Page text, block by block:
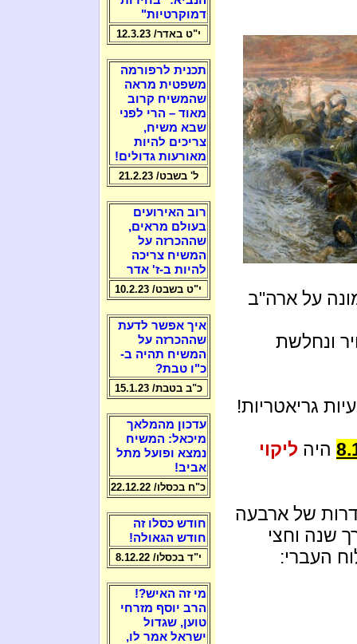
על ארה"ב
ונחלשת
גריאטריות!
היה ליקוי
של ארבעה
שנה וחצי
העברי:
דמוקרטיות"
י"ט באדר/ 12.3.23
תכנית לרפורמה
משפטית מראה
שהמשיח קרוב
מאוד – הרי לפני
שבא משיח,
צריכים להיות
מאורעות גדולים!
ל' בשבט/ 21.2.23
רוב האירועים
בעולם מראים,
שההכרזה על
המשיח צריכה
להיות ב-ז' אדר
י"ט בשבט/ 10.2.23
איך אפשר לדעת
שההכרזה על
המשיח תהיה ב-
כ"ו טבת?
כ"ב בטבת/ 15.1.23
עדכון מהמלאך
מיכאל: המשיח
נמצא ופועל מתל
אביב!
כ"ח בכסלו/ 22.12.22
חודש כסלו זה
חודש הגאולה!
י"ד בכסלו/ 8.12.22
מי זה האיש?!
הרב יוסף מזרחי
טוען, שגדול
ישראל אמר לו,